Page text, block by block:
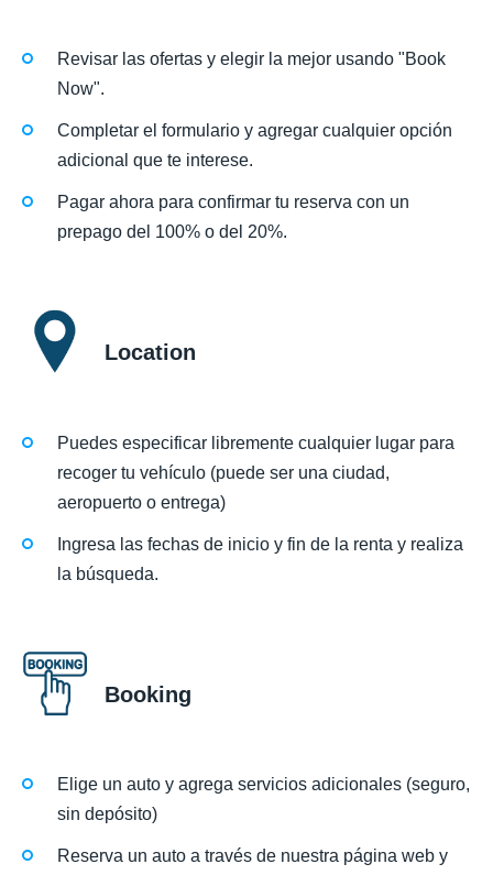
Revisar las ofertas y elegir la mejor usando "Book
Now".
Completar el formulario y agregar cualquier opción
adicional que te interese.
Pagar ahora para confirmar tu reserva con un
prepago del 100% o del 20%.
Location
Puedes especificar libremente cualquier lugar para
recoger tu vehículo (puede ser una ciudad,
aeropuerto o entrega)
Ingresa las fechas de inicio y fin de la renta y realiza
la búsqueda.
Booking
Elige un auto y agrega servicios adicionales (seguro,
sin depósito)
Reserva un auto a través de nuestra página web y